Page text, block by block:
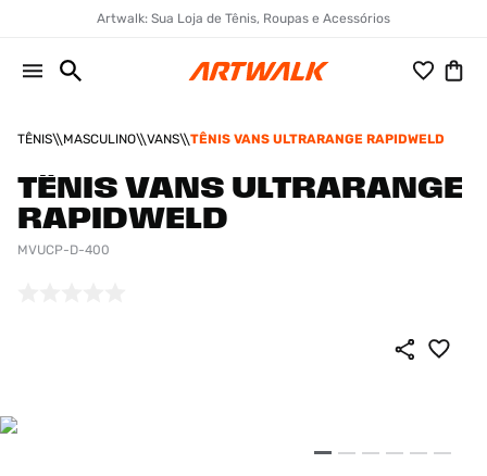
Artwalk: Sua Loja de Tênis, Roupas e Acessórios
TÊNIS MASCULINO VANS TÊNIS VANS ULTRARANGE RAPIDWELD
TÊNIS VANS ULTRARANGE
RAPIDWELD
MVUCP-D-400